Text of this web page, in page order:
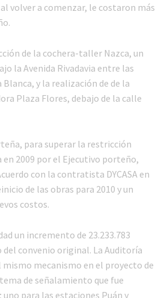
volver a comenzar, le costaron más
de la cochera-taller Nazca, un
la Avenida Rivadavia entre las
y la realización de de la
Plaza Flores, debajo de la calle
para superar la restricción
en 2009 por el Ejecutivo porteño,
con la contratista DYCASA en
de las obras para 2010 y un
costos.
un incremento de 23.233.783
del convenio original. La Auditoría
mismo mecanismo en el proyecto de
de señalamiento que fue
uno para las estaciones Puán y